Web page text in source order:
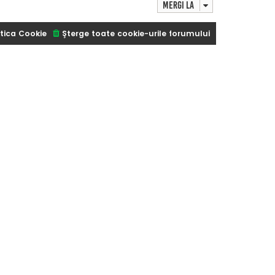
Mergi la
Şterge toate cookie-urile forumului
Cookie